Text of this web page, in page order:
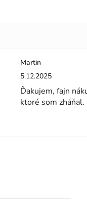
Martin
Hodnotenie obchodu
5.12.2025
Ďakujem, fajn
ktoré som zháňal.